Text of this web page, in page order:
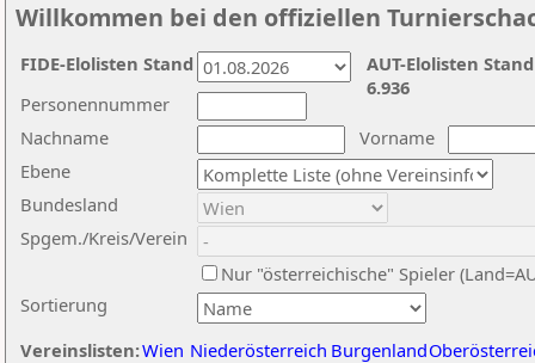
Willkommen bei den offiziellen
Nachname
Vorname
Ebene
Sortierung
Personennummer
Bundesland
Spgem./Kreis/Verein
Nur "österreichische" Spieler
Vereinslisten:Wien Niederösterreich Burgenland
AUT-Elolisten
6.936
FIDE-Elolisten Stand